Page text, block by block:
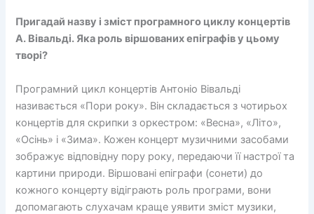
Пригадай назву і зміст програмного циклу концертів
А. Вівальді. Яка роль віршованих епіграфів у цьому
творі?
Програмний цикл концертів Антоніо Вівальді
називається «Пори року». Він складається з чотирьох
концертів для скрипки з оркестром: «Весна», «Літо»,
«Осінь» і «Зима». Кожен концерт музичними засобами
зображує відповідну пору року, передаючи її настрої та
картини природи. Віршовані епіграфи (сонети) до
кожного концерту відіграють роль програми, вони
допомагають слухачам краще уявити зміст музики,